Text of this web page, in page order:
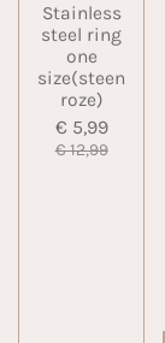
Stainless
steel ring
one
size(steen
roze)
€ 5,99
€ 12,99